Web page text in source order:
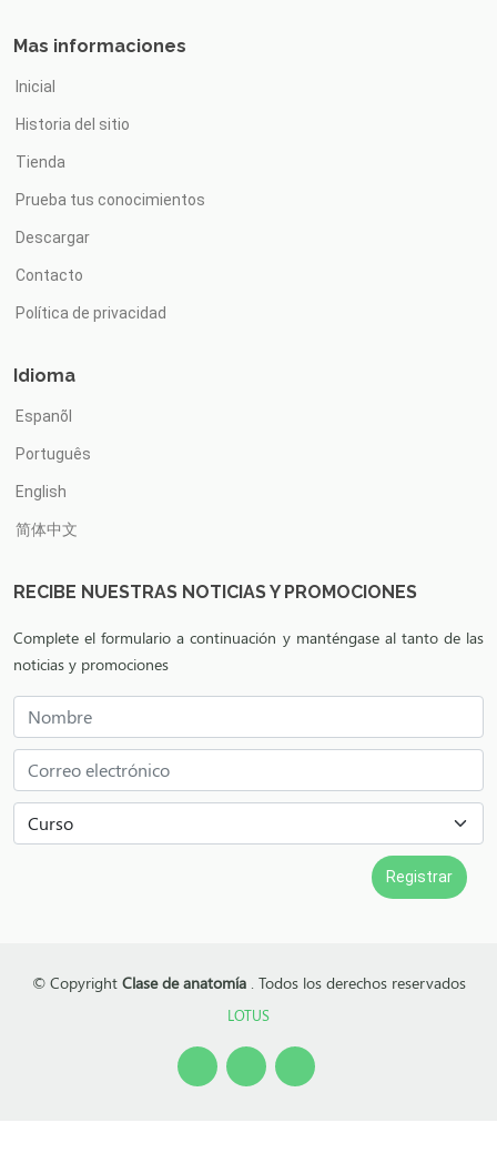
Mas informaciones
Inicial
Historia del sitio
Tienda
Prueba tus conocimientos
Descargar
Contacto
Política de privacidad
Idioma
Espanõl
Português
English
简体中文
RECIBE NUESTRAS NOTICIAS Y PROMOCIONES
Complete el formulario a continuación y manténgase al tanto de las
noticias y promociones
© Copyright Clase de anatomía . Todos los derechos reservados
LOTUS